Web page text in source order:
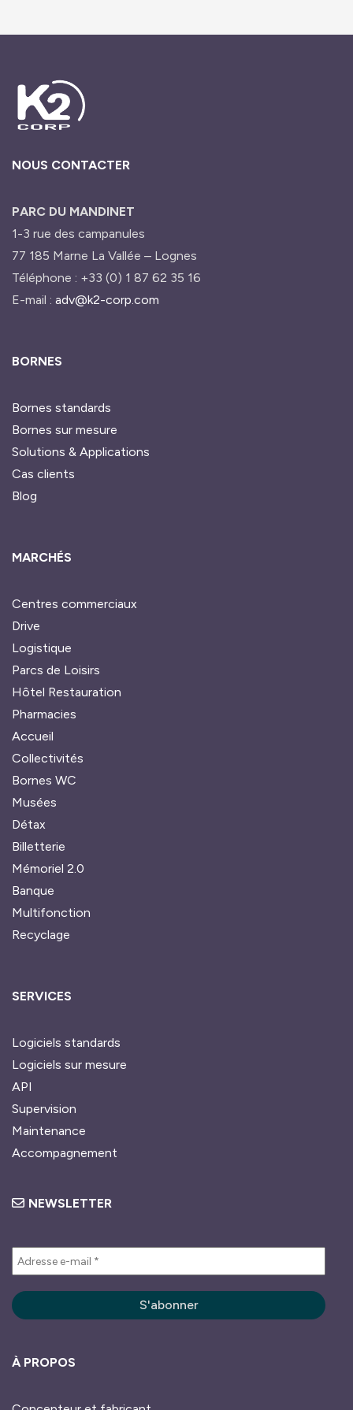
NOUS CONTACTER
PARC DU MANDINET
1-3 rue des campanules
77 185 Marne La Vallée – Lognes
Téléphone : +33 (0) 1 87 62 35 16
E-mail : adv@k2-corp.com
BORNES
Bornes standards
Bornes sur mesure
Solutions & Applications
Cas clients
Blog
MARCHÉS
Centres commerciaux
Drive
Logistique
Parcs de Loisirs
Hôtel Restauration
Pharmacies
Accueil
Collectivités
Bornes WC
Musées
Détax
Billetterie
Mémoriel 2.0
Banque
Multifonction
Recyclage
SERVICES
Logiciels standards
Logiciels sur mesure
API
Supervision
Maintenance
Accompagnement
NEWSLETTER
À PROPOS